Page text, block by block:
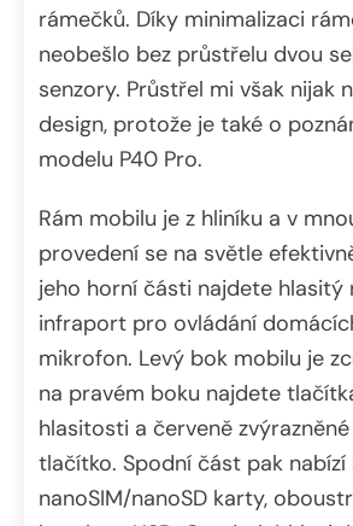
rámečků. Díky minimalizaci
neobešlo bez průstřelu dvou
senzory. Průstřel mi však nijak
design, protože je také o
modelu P40 Pro.
Rám mobilu je z hliníku a v
provedení se na světle
jeho horní části najdete hlasitý
infraport pro ovládání
mikrofon. Levý bok mobilu je
na pravém boku najdete
hlasitosti a červeně
tlačítko. Spodní část pak nabízí
nanoSIM/nanoSD karty,